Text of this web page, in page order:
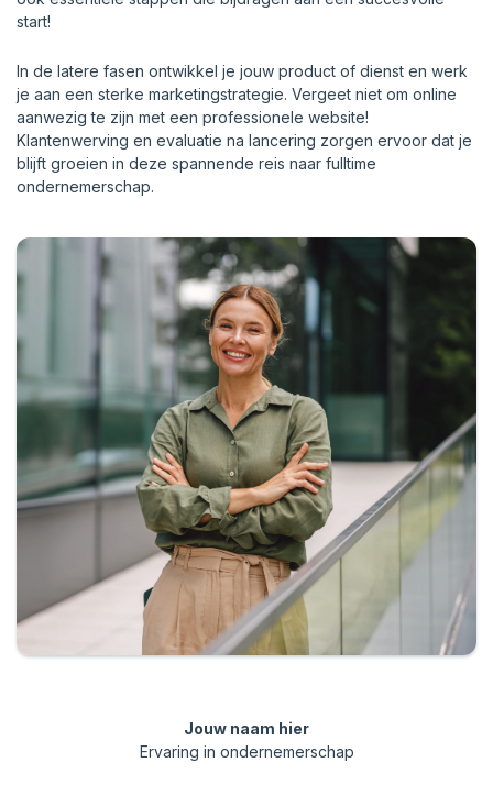
start!
In de latere fasen ontwikkel je jouw product of dienst en werk
je aan een sterke marketingstrategie. Vergeet niet om online
aanwezig te zijn met een professionele website!
Klantenwerving en evaluatie na lancering zorgen ervoor dat je
blijft groeien in deze spannende reis naar fulltime
ondernemerschap.
Jouw naam hier
Ervaring in ondernemerschap